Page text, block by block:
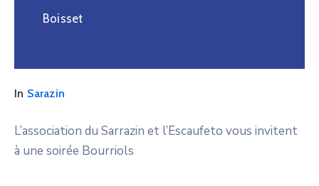
Boisset
In Sarazin
L’association du Sarrazin et l’Escaufeto vous invitent
à une soirée Bourriols